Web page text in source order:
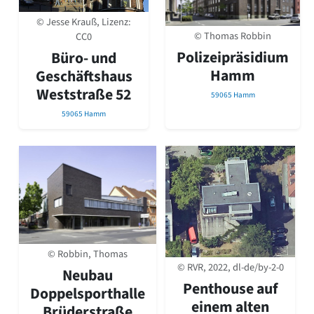
David Chipperfield
Harald Deilmann
Gottfried Böhm
Schneider von Esleben
Peter Behrens
Auszeichnung vorbildlicher Bauten NRW 2020
Big Beautiful Buildings (Großbauten der Nachkriegszeit)
Postmoderne
1950er-70er Jahre
Moderne
Reformarchitektur
Jugendstil
Historismus
Klassizismus
Barock
Renaissance
Gotik
© Jesse Krauß, Lizenz:
CC0
Büro- und
Geschäftshaus
Weststraße 52
59065 Hamm
© Thomas Robbin
Polizeipräsidium
Hamm
59065 Hamm
© Robbin, Thomas
Neubau
Doppelsporthalle
© RVR, 2022, dl-de/by-2-0
Penthouse auf
einem alten